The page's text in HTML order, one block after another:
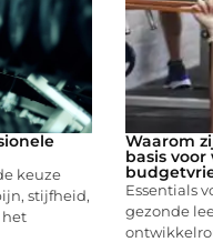
keuze
stijfheid,
het
Waarom
basis
Essentials
gezonde